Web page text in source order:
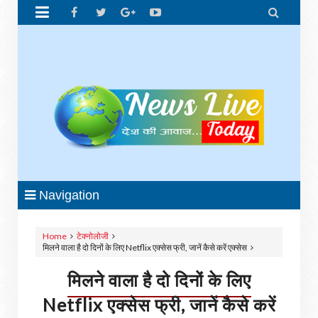
 
Navigation
Home
टेक्नोलोजी
मिलने वाला है दो दिनों के लिए Netflix एक्सेस फ्री, जानें कैसे करें एक्सेस
मिलने वाला है दो दिनों के लिए
Netflix एक्सेस फ्री, जानें कैसे करें